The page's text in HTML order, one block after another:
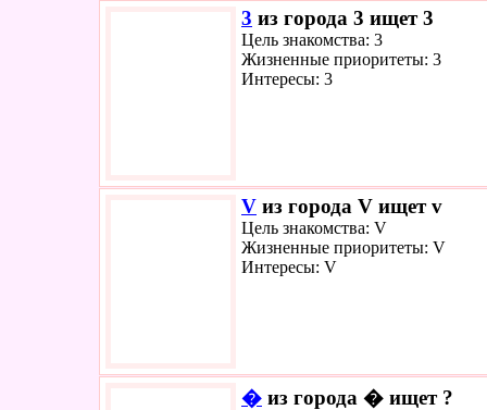
3 из города 3 ищет 3
Цель знакомства: 3
Жизненные приоритеты: 3
Интересы: 3
V из города V ищет v
Цель знакомства: V
Жизненные приоритеты: V
Интересы: V
� из города � ищет ?